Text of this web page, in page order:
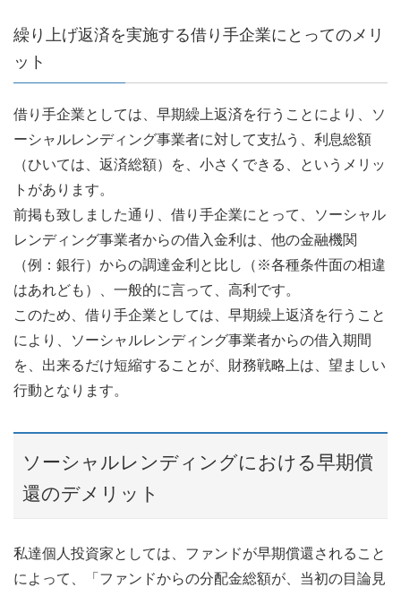
繰り上げ返済を実施する借り手企業にとってのメリ
ット
借り手企業としては、早期繰上返済を行うことにより、ソ
ーシャルレンディング事業者に対して支払う、利息総額
（ひいては、返済総額）を、小さくできる、というメリッ
トがあります。
前掲も致しました通り、借り手企業にとって、ソーシャル
レンディング事業者からの借入金利は、他の金融機関
（例：銀行）からの調達金利と比し（※各種条件面の相違
はあれども）、一般的に言って、高利です。
このため、借り手企業としては、早期繰上返済を行うこと
により、ソーシャルレンディング事業者からの借入期間
を、出来るだけ短縮することが、財務戦略上は、望ましい
行動となります。
ソーシャルレンディングにおける早期償
還のデメリット
私達個人投資家としては、ファンドが早期償還されること
によって、「ファンドからの分配金総額が、当初の目論見